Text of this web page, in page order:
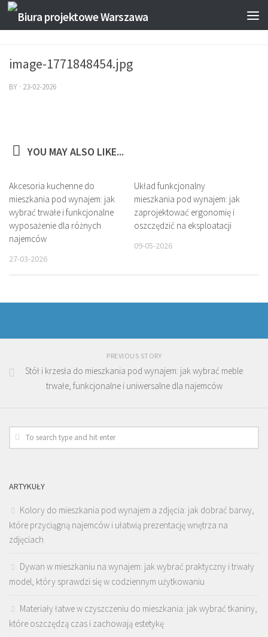
image-1771848454.jpg
BY · 23-02-2026
YOU MAY ALSO LIKE...
Akcesoria kuchenne do
mieszkania pod wynajem: jak
wybrać trwałe i funkcjonalne
wyposażenie dla różnych
najemców
27-03-2026
Układ funkcjonalny
mieszkania pod wynajem: jak
zaprojektować ergonomię i
oszczędzić na eksploatacji
09-05-2026
PREVIOUS STORY
Stół i krzesła do mieszkania pod wynajem: jak wybrać meble
trwałe, funkcjonalne i uniwersalne dla najemców
ARTYKUŁY
Kolory do mieszkania pod wynajem a zdjęcia: jak dobrać barwy,
które przyciągną najemców i ułatwią prezentację wnętrza na
zdjęciach
Dywan w mieszkaniu na wynajem: jak wybrać praktyczny i trwały
model, który sprawdzi się w codziennym użytkowaniu
Materiały łatwe w czyszczeniu do mieszkania: jak wybrać tkaniny,
które oszczędzą czas i zachowają estetykę